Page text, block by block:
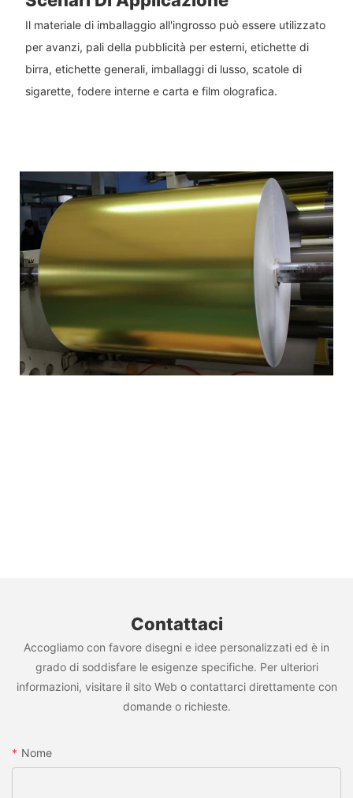
Il materiale di imballaggio all'ingrosso può essere utilizzato
per avanzi, pali della pubblicità per esterni, etichette di
birra, etichette generali, imballaggi di lusso, scatole di
sigarette, fodere interne e carta e film olografica.
Contattaci
Accogliamo con favore disegni e idee personalizzati ed è in
grado di soddisfare le esigenze specifiche. Per ulteriori
informazioni, visitare il sito Web o contattarci direttamente con
domande o richieste.
Nome